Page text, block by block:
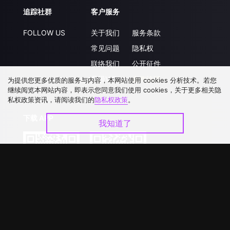
追踪社群
FOLLOW US
客户服务
关于我们
常见问题
联络我们
升级VIP
服务条款
隐私权
公开征件
合作洽談
为提供您更多优质的服务与内容，本网站使用 cookies 分析技术。若您
继续阅览本网站内容，即表示您同意我们使用 cookies，关于更多相关隐
私权政策资讯，请阅读我们的隐私权政策。
我知道了